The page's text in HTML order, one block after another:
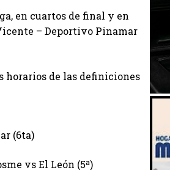
en cuartos de final y en
– Deportivo Pinamar
horarios de las definiciones
(6ta)
vs El León (5ª)